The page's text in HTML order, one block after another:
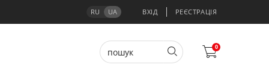
RU UA ВХІД РЕЄСТРАЦІЯ
0